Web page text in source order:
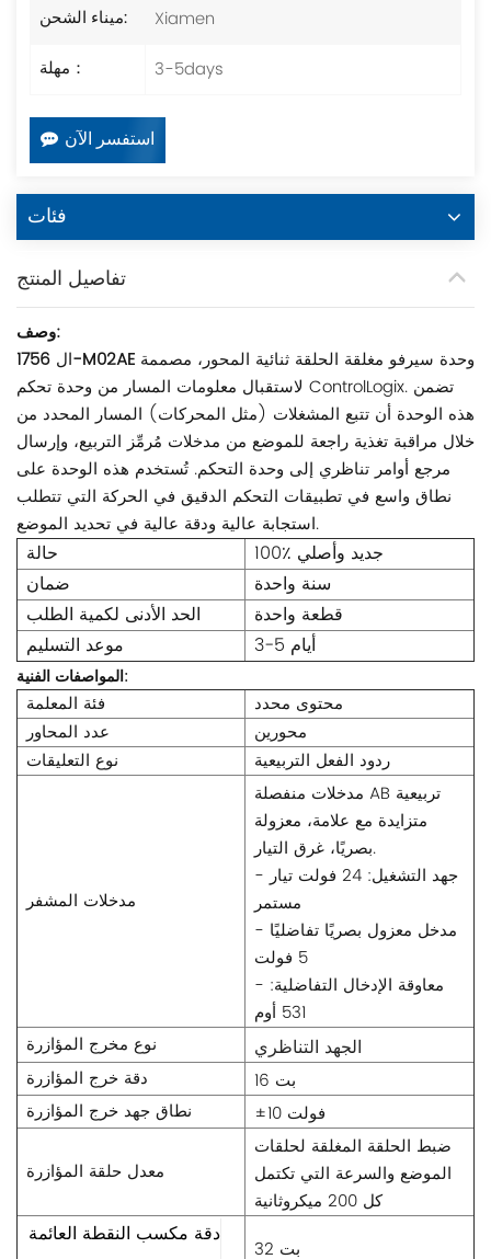
ميناء الشحن:
Xiamen
مهلة：
3-5days
استفسر الآن
فئات
تفاصيل المنتج
وصف:
ال1756-M02AE وحدة سيرفو مغلقة الحلقة ثنائية المحور، مصممة
لاستقبال معلومات المسار من وحدة تحكم ControlLogix. تضمن
هذه الوحدة أن تتبع المشغلات (مثل المحركات) المسار المحدد من
خلال مراقبة تغذية راجعة للموضع من مدخلات مُرمِّز التربيع، وإرسال
مرجع أوامر تناظري إلى وحدة التحكم. تُستخدم هذه الوحدة على
نطاق واسع في تطبيقات التحكم الدقيق في الحركة التي تتطلب
استجابة عالية ودقة عالية في تحديد الموضع.
حالة
100٪ جديد وأصلي
ضمان
سنة واحدة
الحد الأدنى لكمية الطلب
قطعة واحدة
موعد التسليم
3-5 أيام
المواصفات الفنية:
فئة المعلمة
محتوى محدد
عدد المحاور
محورين
نوع التعليقات
ردود الفعل التربيعية
مدخلات المشفر
مدخلات منفصلة AB تربيعية
متزايدة مع علامة، معزولة
بصريًا، غرق التيار.
- جهد التشغيل: 24 فولت تيار
مستمر
- مدخل معزول بصريًا تفاضليًا
5 فولت
- معاوقة الإدخال التفاضلية:
531 أوم
نوع مخرج المؤازرة
الجهد التناظري
دقة خرج المؤازرة
16 بت
نطاق جهد خرج المؤازرة
±10 فولت
معدل حلقة المؤازرة
ضبط الحلقة المغلقة لحلقات
الموضع والسرعة التي تكتمل
كل 200 ميكروثانية
دقة مكسب النقطة العائمة
32 بت